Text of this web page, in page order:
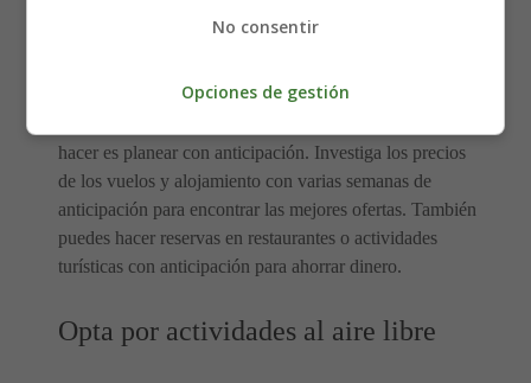
hacer es planear con anticipación. Investiga los precios
de los vuelos y alojamiento con varias semanas de
anticipación para encontrar las mejores ofertas. También
puedes hacer reservas en restaurantes o actividades
turísticas con anticipación para ahorrar dinero.
Opta por actividades al aire libre
No consentir
Opciones de gestión